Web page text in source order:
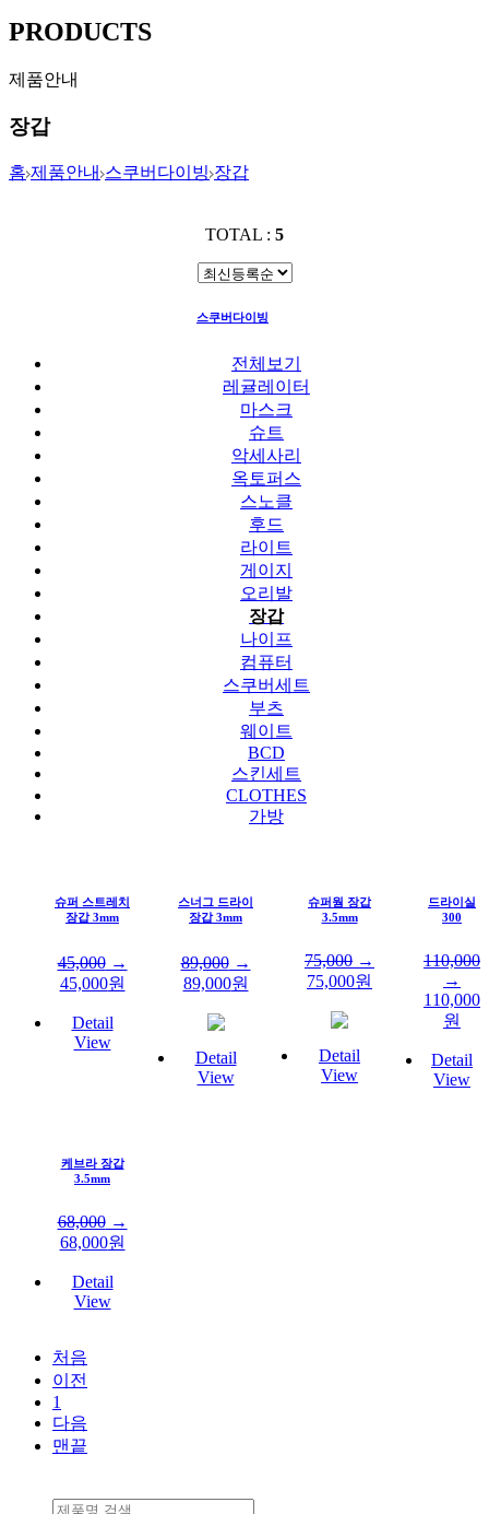
PRODUCTS
제품안내
장갑
홈 제품안내 스쿠버다이빙 장갑
TOTAL : 5
스쿠버다이빙
전체보기
레귤레이터
마스크
슈트
악세사리
옥토퍼스
스노클
후드
라이트
게이지
오리발
장갑
나이프
컴퓨터
스쿠버세트
부츠
웨이트
BCD
스킨세트
CLOTHES
가방
슈퍼 스트레치
장갑 3mm
45,000→
45,000원
Detail
View
스너그 드라이
장갑 3mm
89,000→
89,000원
Detail
View
슈퍼웜 장갑
3.5mm
75,000 →
75,000원
Detail
View
드라이실
300
110,000
→
110,000
원
Detail
View
케브라 장갑
3.5mm
68,000→
68,000원
Detail
View
처음
이전
1
다음
맨끝